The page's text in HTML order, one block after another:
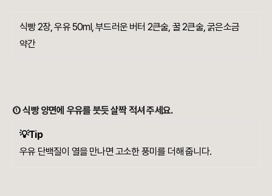
식빵 2장, 우유 50ml, 부드러운 버터 2큰술, 꿀 2큰술, 굵은소금
약간
① 식빵 양면에 우유를 붓듯 살짝 적셔 주세요.
💡Tip
우유 단백질이 열을 만나면 고소한 풍미를 더해 줍니다.